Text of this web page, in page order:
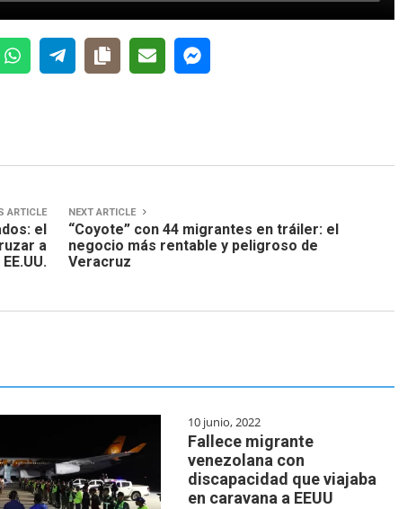
ARTICLE
el
a
EE.UU.
NEXT ARTICLE
“Coyote” con 44 migrantes en tráiler: el
negocio más rentable y peligroso de
Veracruz
10 junio, 2022
Fallece migrante
venezolana con
discapacidad que viajaba
en caravana a EEUU